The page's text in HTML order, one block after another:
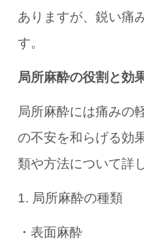
ありますが、鋭い痛
す。
局所麻酔の役割と効
局所麻酔には痛みの
の不安を和らげる効
類や方法について詳
1. 局所麻酔の種類
・表面麻酔